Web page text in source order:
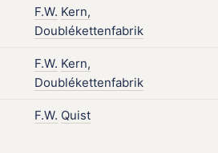
F.W. Kern,
Doublékettenfabrik
F.W. Kern,
Doublékettenfabrik
F.W. Quist